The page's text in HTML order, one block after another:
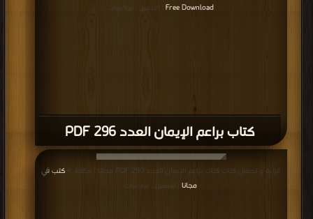
كتاب براعم الإيمان العدد 296 PDF
Free Download | التحميل : مرة/مرات
قراءة و تحميل كتاب كتاب براعم الإيمان العدد 290 PDF مجانا | مكتبة >
كتب في
مجانا | التحميل : مرة/مرات